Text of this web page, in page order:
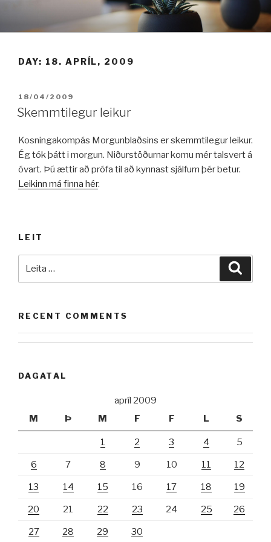
efni
DAY: 18. APRÍL, 2009
BIRT:
18/04/2009
Skemmtilegur leikur
Kosningakompás Morgunblaðsins er skemmtilegur leikur.
Ég tók þátt i morgun. Niðurstöðurnar komu mér talsvert á
óvart. Þú ættir að prófa til að kynnast sjálfum þér betur.
Leikinn má finna hér.
LEIT
RECENT COMMENTS
DAGATAL
apríl 2009
M
Þ M F F L S
1 2 3 4 5
6 7 8 9 10 11 12
13 14 15 16 17 18 19
20 21 22 23 24 25 26
27 28 29 30